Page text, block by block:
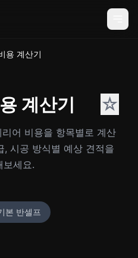
용 계산기
계산기 ☆
어 비용을 항목별로 계산
, 시공 방식별 예상 견적을
보세요.
본 반셀프